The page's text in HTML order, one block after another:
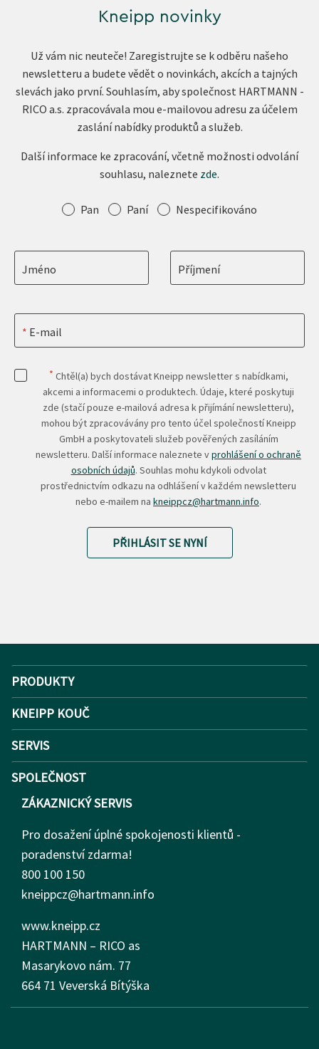
Kneipp novinky
Už vám nic neuteče! Zaregistrujte se k odběru našeho
newsletteru a budete vědět o novinkách, akcích a tajných
slevách jako první. Souhlasím, aby společnost HARTMANN -
RICO a.s. zpracovávala mou e-mailovou adresu za účelem
zaslání nabídky produktů a služeb.
Další informace ke zpracování, včetně možnosti odvolání
souhlasu, naleznete zde.
Oslovení Pan Paní Nespecifikováno
Jméno Příjmení
E-mail
* Chtěl(a) bych dostávat Kneipp newsletter s nabídkami,
akcemi a informacemi o produktech. Údaje, které poskytuji
zde (stačí pouze e-mailová adresa k přijímání newsletteru),
mohou být zpracovávány pro tento účel společností Kneipp
GmbH a poskytovateli služeb pověřených zasíláním
newsletteru. Další informace naleznete vprohlášení o ochraně
osobních údajů. Souhlas mohu kdykoli odvolat
prostřednictvím odkazu na odhlášení v každém newsletteru
nebo e-mailem na kneippcz@hartmann.info.
PŘIHLÁSIT SE NYNÍ
PRODUKTY
KNEIPP KOUČ
SERVIS
SPOLEČNOST
ZÁKAZNICKÝ SERVIS
Pro dosažení úplné spokojenosti klientů -
poradenství zdarma!
800 100 150
kneippcz@hartmann.info
www.kneipp.cz
HARTMANN – RICO as
Masarykovo nám. 77
664 71 Veverská Bítýška